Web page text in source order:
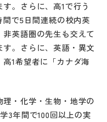
。さらに、高1で行う
間で5日間連続の校内英
英語圏の先生も交えて
。さらに、英語・異文
1希望者に「カナダ海
・化学・生物・地学の
3年間で100回以上の実